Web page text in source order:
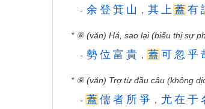
- 余 登 箕 山 ， 其 上 蓋 有
* ⑧ (văn) Há, sao lại (biểu thị sự
- 勢 位 富 貴 ， 蓋 可 忽 乎
* ⑨ (văn) Trợ từ đầu câu (không
- 蓋 儒 者 所 爭 ， 尤 在 于